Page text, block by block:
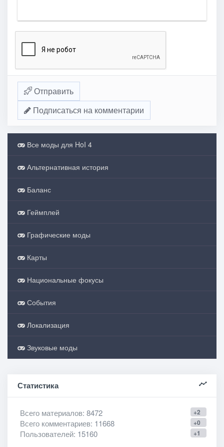
Отправить
Подписаться на комментарии
Все моды для HoI 4
Альтернативная история
Баланс
Геймплей
Графические моды
Карты
Национальные фокусы
События
Локализация
Звуковые моды
Статистика
+2
Всего материалов: 8472
+0
Всего комментариев: 11668
+1
Пользователей: 15160